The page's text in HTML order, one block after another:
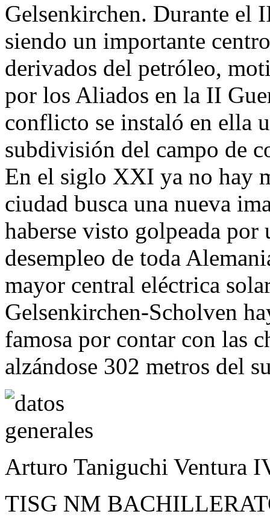
Gelsenkirchen. Durante el
siendo un importante
derivados del petróleo,
por los Aliados en la II
conflicto se instaló en ella
subdivisión del campo de
En el siglo XXI ya no hay
ciudad busca una nueva
haberse visto golpeada por
desempleo de toda
mayor central eléctrica
Gelsenkirchen-Scholven
famosa por contar con las
alzándose 302 metros del
Arturo Taniguchi Ventura
TISG NM